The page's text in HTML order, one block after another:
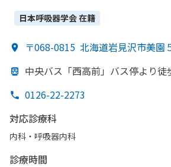
日本呼吸器学会在籍
〒068-0815 北海道岩見沢市美園
中央バス「西高前」 バス停より徒
0126-22-2273
対応診療科
内科・​呼吸器内科
診療時間